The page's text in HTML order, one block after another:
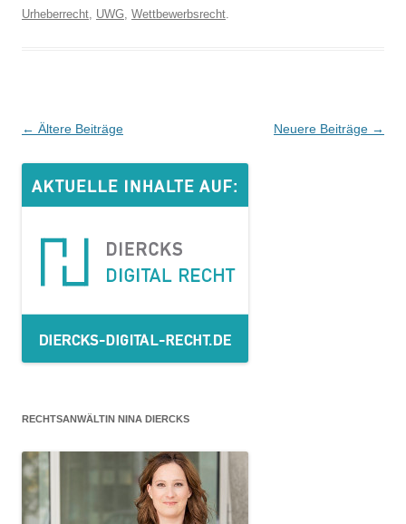
Urheberrecht UWG Wettbewerbsrecht
Beitrags-
← Ältere Beiträge Neuere Beiträge →
RECHTSANWÄLTIN NINA DIERCKS